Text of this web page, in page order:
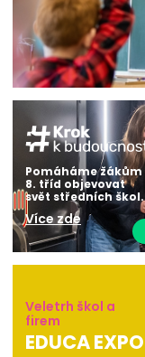
Pomáháme žákům
8. tříd objevovat
svět středních škol.
Více zde
Veletrh škol a
firem
EDUCA EXPO